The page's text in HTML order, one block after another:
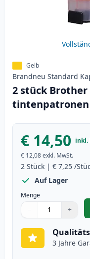
Gelb
Brandneu Standard
2 stück Brother
tintenpatronen
€ 14,50 inkl.
€ 12,08exkl. MwSt.
2 Stück | € 7,25 /
Auf Lager
Menge
Verwenden Sie die
− +
1
3 Jahre